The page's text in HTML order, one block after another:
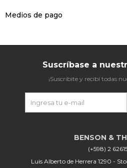
Medios de pago
(+598) 2
Luis Alberto de Herrera 1290 -
Suscríbase a
¡Suscribite y recibí todas